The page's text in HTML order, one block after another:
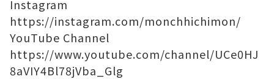
Instagram
https://instagram.com/monchhichimon/
YouTube Channel
https://www.youtube.com/channel/UCe0HJ
8aVIY4Bl78jVba_Glg